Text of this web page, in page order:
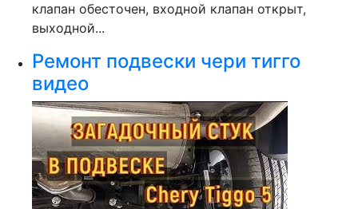
клапан обесточен, входной клапан открыт,
выходной...
Ремонт подвески чери тигго
видео